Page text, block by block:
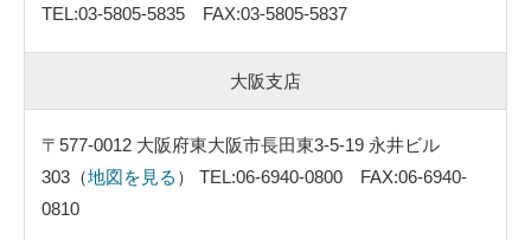
TEL:03-5805-5835 FAX:03-5805-5837
大阪支店
〒577-0012 大阪府東大阪市長田東3-5-19 永井ビル
303（地図を見る ） TEL:06-6940-0800 FAX:06-6940-
0810